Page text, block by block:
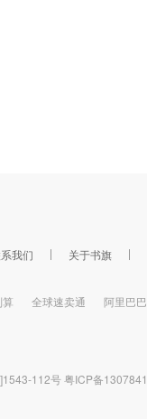
我们 关于书旗
全球速卖通 阿里巴
112号粤ICP备